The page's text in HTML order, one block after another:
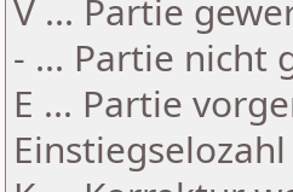
V ... Partie
- ... Partie nicht
E ... Partie